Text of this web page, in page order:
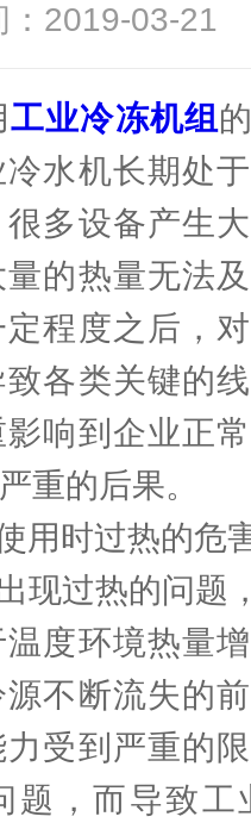
：2019-03-
工业冷冻机组
水机长期处
多设备产生
的热量无法
程度之后，
各类关键的
响到企业正
重的后果。
用时过热的危
现过热的问题
度环境热量
不断流失的
受到严重的
题，而导致工